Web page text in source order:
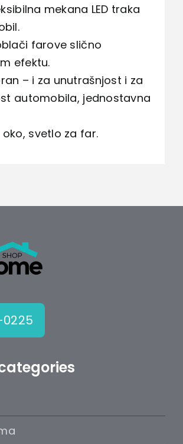
mekana LED traka
farove slično
efektu.
– i za unutrašnjost i za
automobila, jednostavna
svetlo za far.